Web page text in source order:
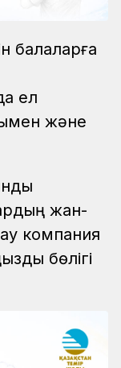
балаларға
ел
және
жан-
компания
бөлігі